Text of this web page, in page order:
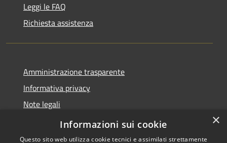
Leggi le FAQ
Richiesta assistenza
Amministrazione trasparente
Informativa privacy
Note legali
Dichiarazione di accessibilità
×
Informazioni sui cookie
Questo sito web utilizza cookie tecnici e assimilati strettamente